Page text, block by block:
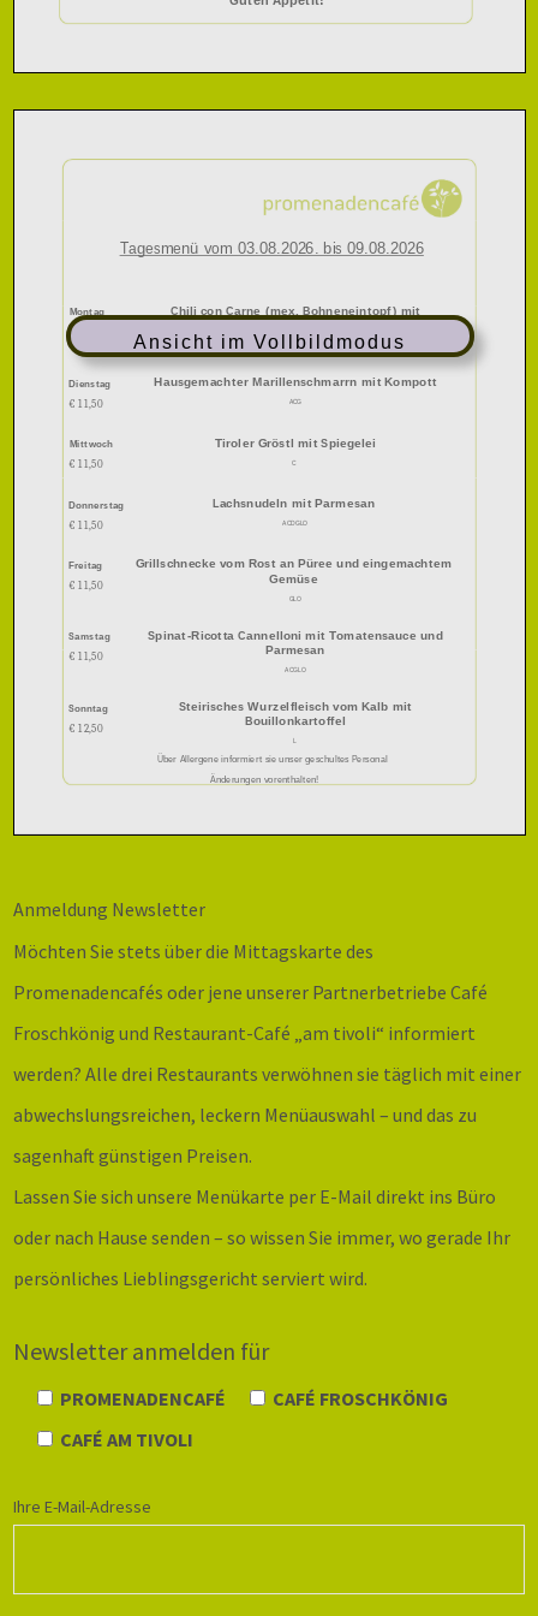
Ansicht im Vollbildmodus
Tagesmenü vom 03.08.2026. bis 09.08.202 6
Montag
€ 11,50
Chili con Carne (mex. Bohneneintopf) mit
LO
Dienstag
€ 1 1,50
Hausgemachter Marillenschmarrn mit Kompott
ACG
Mittwoch
€ 11,50
Tiroler Gröstl mit Spiegelei
C
Donnerstag
€ 11,50
Lachsnudeln mit Parmesan
ACDGLO
Freitag
€ 11,50
Grillschnecke vom Rost an Püree und eingemachtem
Gemüse
GLO
Samstag
€ 11,50
Spinat-Ricotta Cannelloni mit Tomatensauce und
Parmesan
ACGLO
Sonntag
€ 12,50
Steirisc hes Wurzelfleisch vom Kalb mit
Bouillonkartoffel
L
Über Allergene informiert sie unser geschultes Personal
Änderungen vorenthalten!
Anmeldung Newsletter
Möchten Sie stets über die Mittagskarte des
Promenadencafés oder jene unserer Partnerbetriebe Café
Froschkönig und Restaurant-Café „am tivoli“ informiert
werden? Alle drei Restaurants verwöhnen sie täglich mit einer
abwechslungsreichen, leckern Menüauswahl – und das zu
sagenhaft günstigen Preisen.
Lassen Sie sich unsere Menükarte per E-Mail direkt ins Büro
oder nach Hause senden – so wissen Sie immer, wo gerade Ihr
persönliches Lieblingsgericht serviert wird.
Newsletter anmelden für
PROMENADENCAFÉ
CAFÉ FROSCHKÖNIG
CAFÉ AM TIVOLI
Ihre E-Mail-Adresse